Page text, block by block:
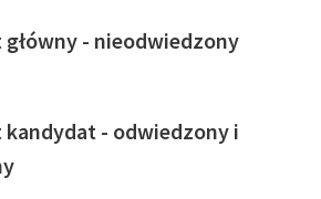
główny - nieodwiedzony
kandydat - odwiedzony i